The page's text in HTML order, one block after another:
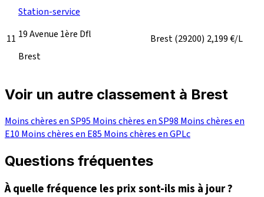
11
Station-service
19 Avenue 1ère Dfl
Brest
Brest(29200) 2,199€/L
Voir un autre classement à Brest
Moins chères en SP95 Moins chères en SP98 Moins chères en
E10 Moins chères en E85 Moins chères en GPLc
Questions fréquentes
À quelle fréquence les prix sont-ils mis à jour ?